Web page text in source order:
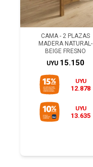
CAMA - 2 PLAZAS
MADERA NATURAL-
BEIGE FRESNO
UYU 15.150
UYU
12.878
UYU
13.635